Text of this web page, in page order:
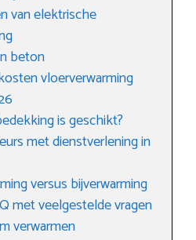
van elektrische
beton
vloerverwarming
is geschikt?
met dienstverlening in
versus bijverwarming
met veelgestelde vragen
verwarmen